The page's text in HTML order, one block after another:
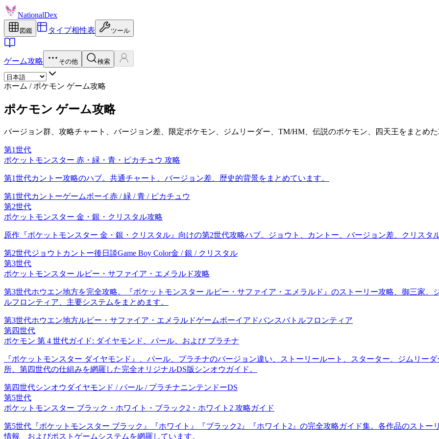
NationalDex
図鑑 タイプ相性表 ツール
ゲーム攻略 その他 検索
ホーム / ポケモン ゲーム攻略
ポケモン ゲーム攻略
バージョン群、攻略チャート、バージョン差、限定ポケモン、ジムリーダー、TM/HM、伝説のポケモン、四天王をまとめた
第1世代
ポケットモンスター 赤・緑・青・ピカチュウ 攻略
第1世代カントー攻略のハブ。共通チャート、バージョン差、歴史的背景をまとめています。
第1世代カントーゲームボーイ赤 / 緑 / 青 / ピカチュウ
第2世代
ポケットモンスター 金・銀・クリスタル攻略
原作『ポケットモンスター 金・銀・クリスタル』向けの第2世代攻略ハブ。ジョウト、カントー、バージョン差、クリスタ
第2世代ジョウト カントー後日談Game Boy Color金 / 銀 / クリスタル
第3世代
ポケットモンスター ルビー・サファイア・エメラルド攻略
第3世代ホウエン地方を完全攻略。『ポケットモンスター ルビー・サファイア・エメラルド』のストーリー攻略、御三家、
ルフロンティア、主要システムをまとめます。
第3世代ホウエン地方ルビー・サファイア・エメラルドゲームボーイアドバンスバトルフロンティア
第四世代
ポケモン 第 4 世代ガイド: ダイヤモンド、パール、および プラチナ
『ポケットモンスター ダイヤモンド』、パール、プラチナのバージョン違い、ストーリールート、スターター、ジムリー
所、第四世代の仕組みを網羅した完全オリジナルDS版シンオウガイド。
第四世代シンオウ ダイヤモンド / パール / プラチナニンテンドーDS
第5世代
ポケットモンスター ブラック・ホワイト・ブラック2・ホワイト2 攻略ガイド
第5世代『ポケットモンスター ブラック』『ホワイト』『ブラック2』『ホワイト2』の完全攻略ガイド集。各作品のスト
情報、およびポストゲームシステムを網羅しています。